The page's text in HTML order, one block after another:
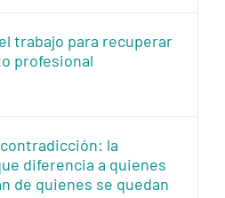
trabajo para recuperar
profesional
la
diferencia a quienes
de quienes se quedan